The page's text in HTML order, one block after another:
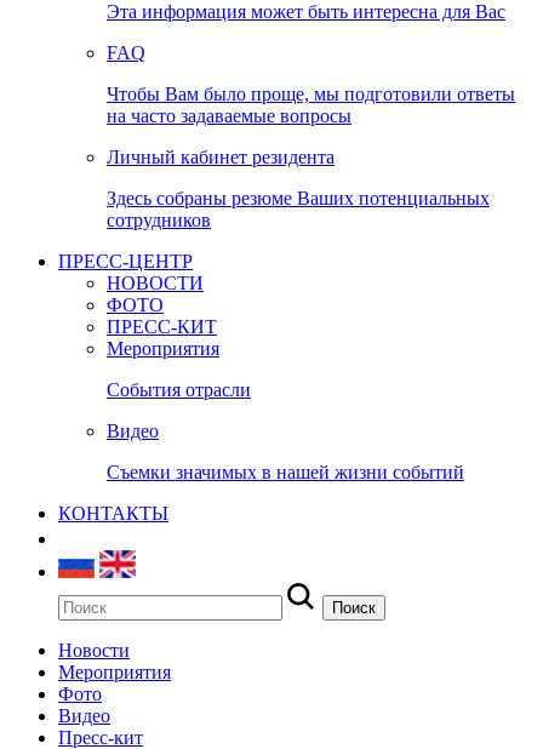
Эта информация может быть интересна для Вас
FAQ
Чтобы Вам было проще, мы подготовили ответы
на часто задаваемые вопросы
Личный кабинет резидента
Здесь собраны резюме Ваших потенциальных
сотрудников
ПРЕСС-ЦЕНТР
НОВОСТИ
ФОТО
ПРЕСС-КИТ
Мероприятия
События отрасли
Видео
Съемки значимых в нашей жизни событий
КОНТАКТЫ
Новости
Мероприятия
Фото
Видео
Пресс-кит